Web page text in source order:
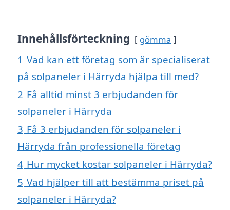
Innehållsförteckning gömma
1 Vad kan ett företag som är specialiserat
på solpaneler i Härryda hjälpa till med?
2 Få alltid minst 3 erbjudanden för
solpaneler i Härryda
3 Få 3 erbjudanden för solpaneler i
Härryda från professionella företag
4 Hur mycket kostar solpaneler i Härryda?
5 Vad hjälper till att bestämma priset på
solpaneler i Härryda?